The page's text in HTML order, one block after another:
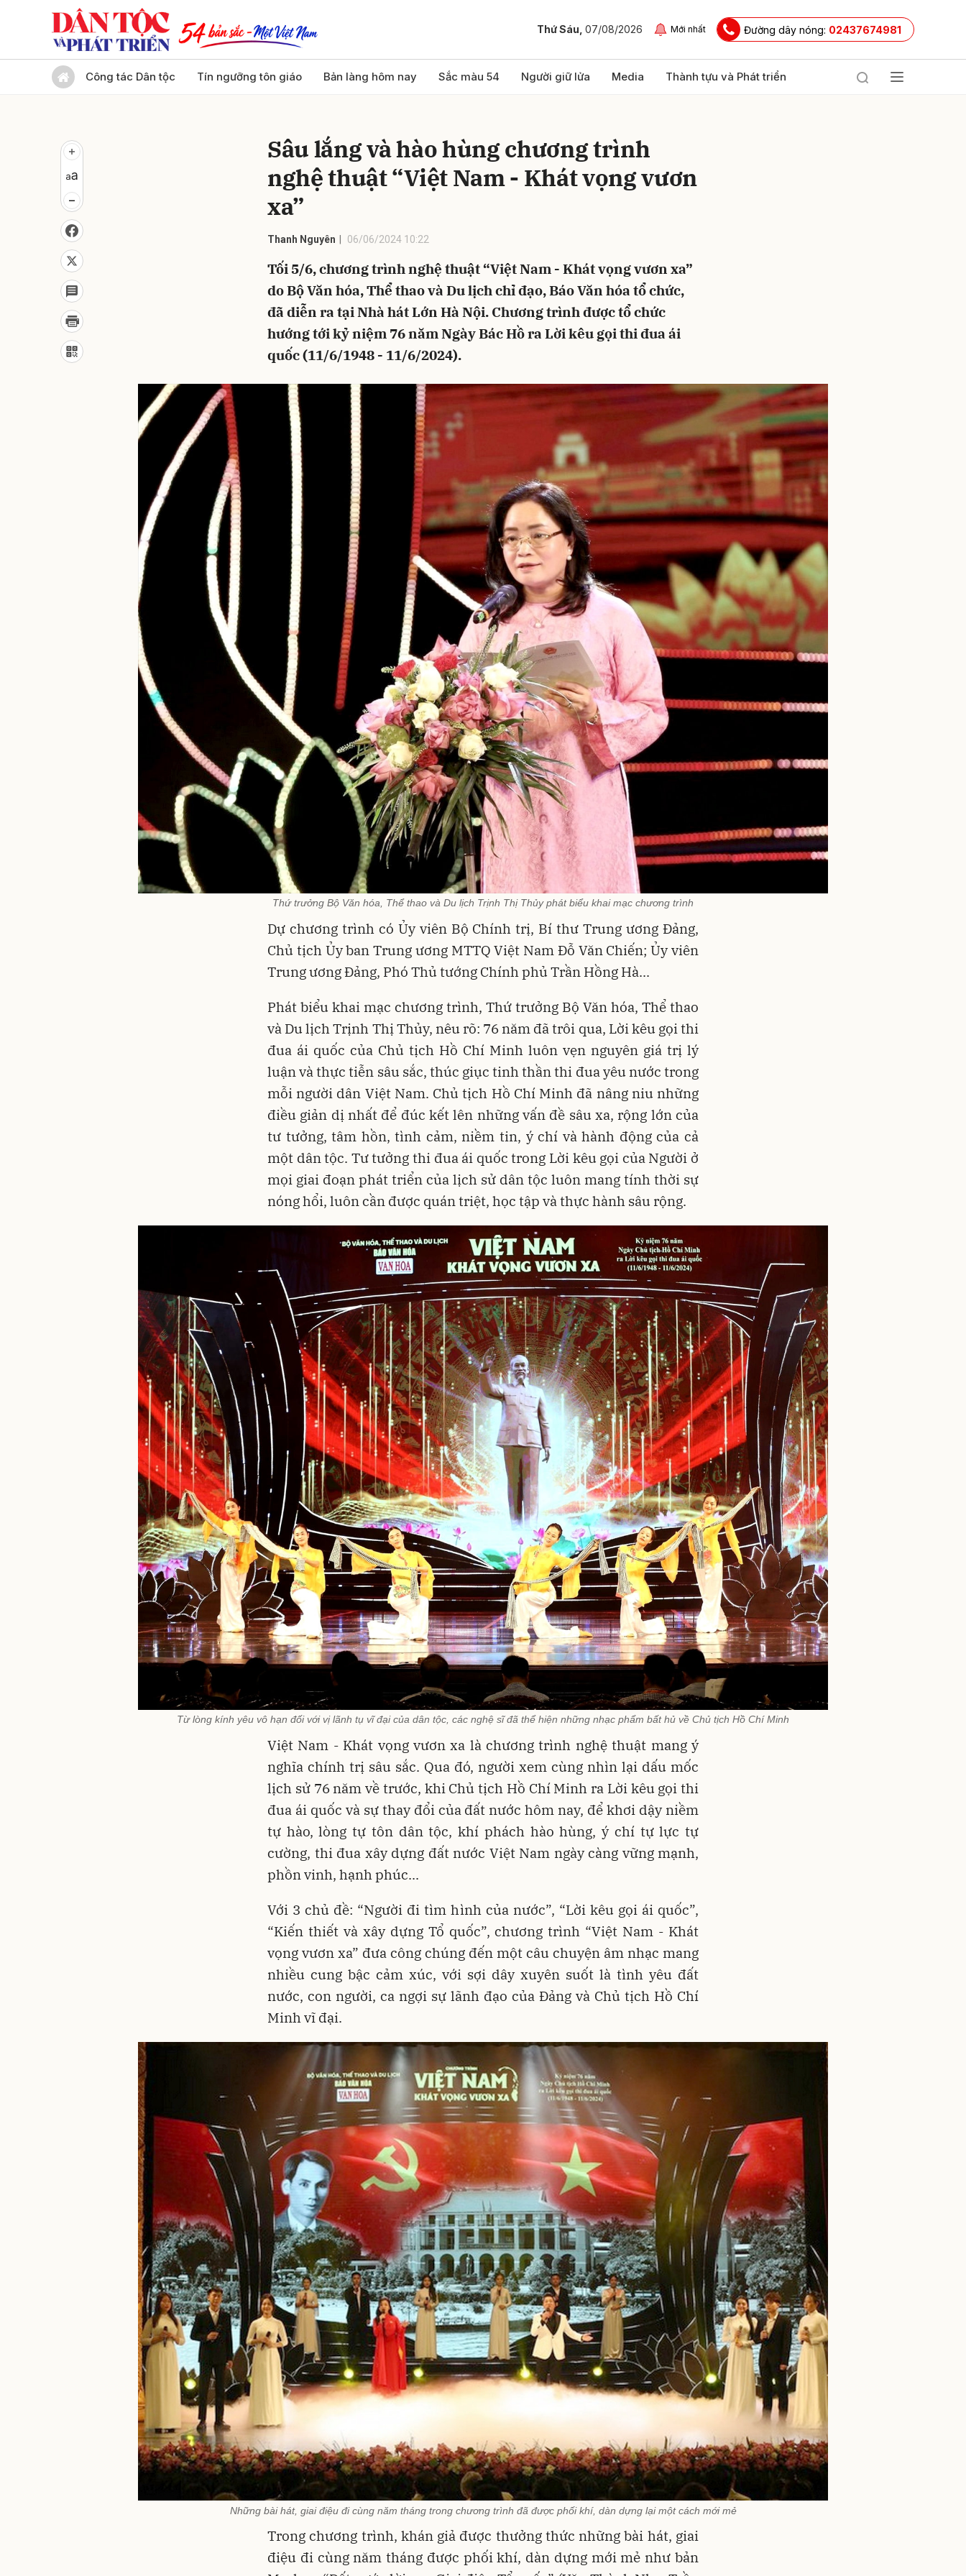
Thứ Sáu, 07/08/2026 Mới nhất Đường dây nóng: 02437674981
Công tác Dân tộc Tín ngưỡng tôn giáo Bản làng hôm nay Sắc màu 54 Người giữ lửa Media Thành tựu và Phát triển
Sâu lắng và hào hùng chương trình
nghệ thuật “Việt Nam - Khát vọng vươn
xa”
Thanh Nguyên 06/06/2024 10:22
Tối 5/6, chương trình nghệ thuật “Việt Nam - Khát vọng vươn xa”
do Bộ Văn hóa, Thể thao và Du lịch chỉ đạo, Báo Văn hóa tổ chức,
đã diễn ra tại Nhà hát Lớn Hà Nội. Chương trình được tổ chức
hướng tới kỷ niệm 76 năm Ngày Bác Hồ ra Lời kêu gọi thi đua ái
quốc (11/6/1948 - 11/6/2024).
Thứ trưởng Bộ Văn hóa, Thể thao và Du lịch Trịnh Thị Thủy phát biểu khai mạc chương trình
Dự chương trình có Ủy viên Bộ Chính trị, Bí thư Trung ương Đảng,
Chủ tịch Ủy ban Trung ương MTTQ Việt Nam Đỗ Văn Chiến; Ủy viên
Trung ương Đảng, Phó Thủ tướng Chính phủ Trần Hồng Hà...
Phát biểu khai mạc chương trình, Thứ trưởng Bộ Văn hóa, Thể thao
và Du lịch Trịnh Thị Thủy, nêu rõ: 76 năm đã trôi qua, Lời kêu gọi thi
đua ái quốc của Chủ tịch Hồ Chí Minh luôn vẹn nguyên giá trị lý
luận và thực tiễn sâu sắc, thúc giục tinh thần thi đua yêu nước trong
mỗi người dân Việt Nam. Chủ tịch Hồ Chí Minh đã nâng niu những
điều giản dị nhất để đúc kết lên những vấn đề sâu xa, rộng lớn của
tư tưởng, tâm hồn, tình cảm, niềm tin, ý chí và hành động của cả
một dân tộc. Tư tưởng thi đua ái quốc trong Lời kêu gọi của Người ở
mọi giai đoạn phát triển của lịch sử dân tộc luôn mang tính thời sự
nóng hổi, luôn cần được quán triệt, học tập và thực hành sâu rộng.
Từ lòng kính yêu vô hạn đối với vị lãnh tụ vĩ đại của dân tộc, các nghệ sĩ đã thể hiện những nhạc phẩm bất hủ về Chủ tịch Hồ Chí Minh
Việt Nam - Khát vọng vươn xa là chương trình nghệ thuật mang ý
nghĩa chính trị sâu sắc. Qua đó, người xem cùng nhìn lại dấu mốc
lịch sử 76 năm về trước, khi Chủ tịch Hồ Chí Minh ra Lời kêu gọi thi
đua ái quốc và sự thay đổi của đất nước hôm nay, để khơi dậy niềm
tự hào, lòng tự tôn dân tộc, khí phách hào hùng, ý chí tự lực tự
cường, thi đua xây dựng đất nước Việt Nam ngày càng vững mạnh,
phồn vinh, hạnh phúc...
Với 3 chủ đề: “Người đi tìm hình của nước”, “Lời kêu gọi ái quốc”,
“Kiến thiết và xây dựng Tổ quốc”, chương trình “Việt Nam - Khát
vọng vươn xa” đưa công chúng đến một câu chuyện âm nhạc mang
nhiều cung bậc cảm xúc, với sợi dây xuyên suốt là tình yêu đất
nước, con người, ca ngợi sự lãnh đạo của Đảng và Chủ tịch Hồ Chí
Minh vĩ đại.
Những bài hát, giai điệu đi cùng năm tháng trong chương trình đã được phối khí, dàn dựng lại một cách mới mẻ
Trong chương trình, khán giả được thưởng thức những bài hát, giai
điệu đi cùng năm tháng được phối khí, dàn dựng mới mẻ như bản
Gửi bình luận